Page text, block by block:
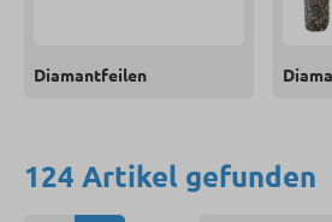
Diamantfeilen
124 Artikel gefunden